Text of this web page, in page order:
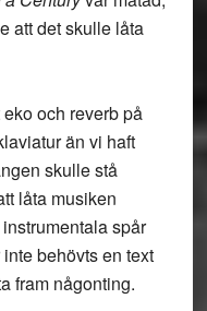
att det skulle låta
och reverb på
än vi haft
skulle stå
låta musiken
spår
behövts en text
fram någonting.